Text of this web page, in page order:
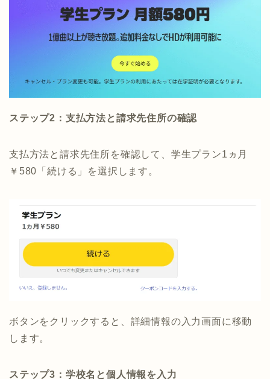
ステップ2：支払方法と請求先住所の確認
支払方法と請求先住所を確認して、学生プラン1ヵ月
￥580「続ける」を選択します。
ボタンをクリックすると、詳細情報の入力画面に移動
します。
ステップ3：学校名と個人情報を入力